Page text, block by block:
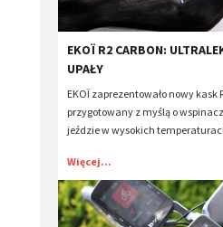
EKOÏ R2 CARBON:
UPAŁY
EKOÏ zaprezentowało nowy kask
przygotowany z myślą o
jeździe w wysokich
Więcej...